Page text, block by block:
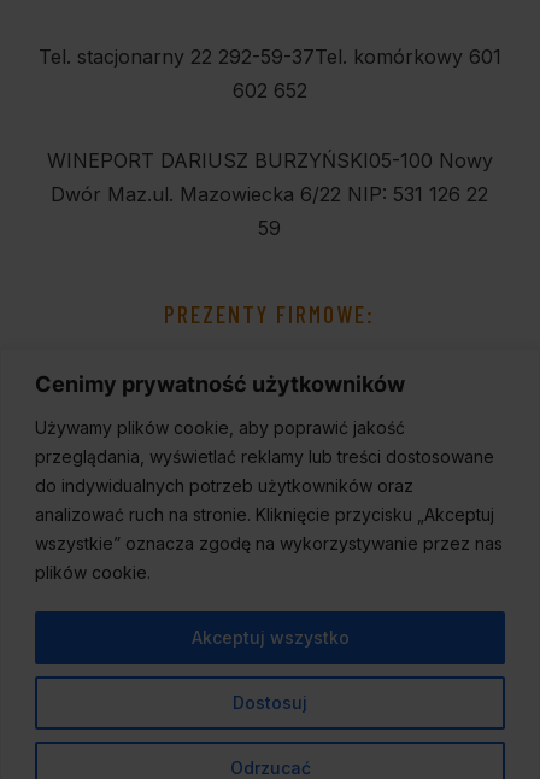
Cenimy prywatność użytkowników
Używamy plików cookie, aby poprawić jakość
przeglądania, wyświetlać reklamy lub treści dostosowane
do indywidualnych potrzeb użytkowników oraz
analizować ruch na stronie. Kliknięcie przycisku „Akceptuj
wszystkie” oznacza zgodę na wykorzystywanie przez nas
plików cookie.
Dostosuj
Odrzucać
Akceptuj wszystko
Tel. stacjonarny 22 292-59-37Tel. komórkowy 601
602 652
WINEPORT DARIUSZ BURZYŃSKI05-100 Nowy
Dwór Maz.ul. Mazowiecka 6/22 NIP: 531 126 22
59
PREZENTY FIRMOWE:
Wszelkie prawa zastrzeżone.